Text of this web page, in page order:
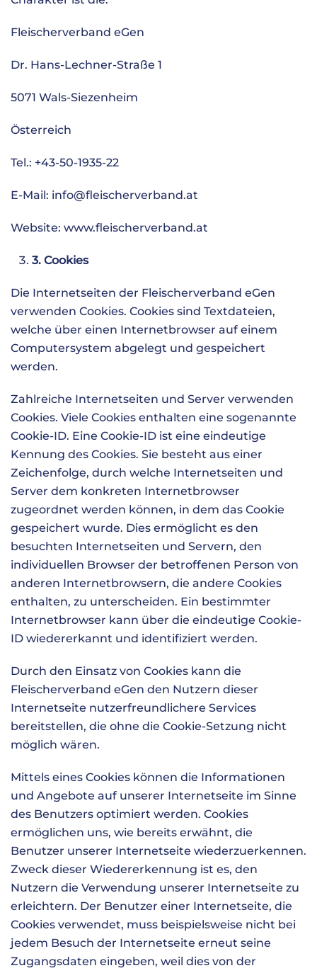
Fleischerverband eGen
Dr. Hans-Lechner-Straße 1
5071 Wals-Siezenheim
Österreich
Tel.: +43-50-1935-22
E-Mail: info@fleischerverband.at
Website: www.fleischerverband.at
3. Cookies
Die Internetseiten der Fleischerverband eGen
verwenden Cookies. Cookies sind Textdateien,
welche über einen Internetbrowser auf einem
Computersystem abgelegt und gespeichert
werden.
Zahlreiche Internetseiten und Server verwenden
Cookies. Viele Cookies enthalten eine sogenannte
Cookie-ID. Eine Cookie-ID ist eine eindeutige
Kennung des Cookies. Sie besteht aus einer
Zeichenfolge, durch welche Internetseiten und
Server dem konkreten Internetbrowser
zugeordnet werden können, in dem das Cookie
gespeichert wurde. Dies ermöglicht es den
besuchten Internetseiten und Servern, den
individuellen Browser der betroffenen Person von
anderen Internetbrowsern, die andere Cookies
enthalten, zu unterscheiden. Ein bestimmter
Internetbrowser kann über die eindeutige Cookie-
ID wiedererkannt und identifiziert werden.
Durch den Einsatz von Cookies kann die
Fleischerverband eGen den Nutzern dieser
Internetseite nutzerfreundlichere Services
bereitstellen, die ohne die Cookie-Setzung nicht
möglich wären.
Mittels eines Cookies können die Informationen
und Angebote auf unserer Internetseite im Sinne
des Benutzers optimiert werden. Cookies
ermöglichen uns, wie bereits erwähnt, die
Benutzer unserer Internetseite wiederzuerkennen.
Zweck dieser Wiedererkennung ist es, den
Nutzern die Verwendung unserer Internetseite zu
erleichtern. Der Benutzer einer Internetseite, die
Cookies verwendet, muss beispielsweise nicht bei
jedem Besuch der Internetseite erneut seine
Zugangsdaten eingeben, weil dies von der